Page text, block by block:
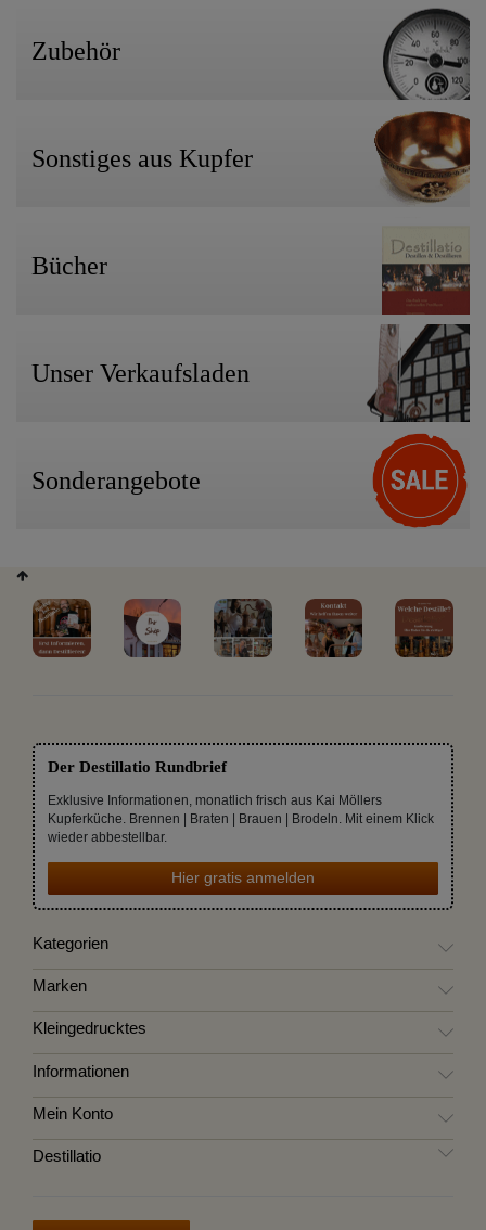
Zubehör
Sonstiges aus Kupfer
Bücher
Unser Verkaufsladen
Sonderangebote
Der Destillatio Rundbrief
Exklusive Informationen, monatlich frisch aus Kai Möllers
Kupferküche. Brennen | Braten | Brauen | Brodeln. Mit einem Klick
wieder abbestellbar.
Hier gratis anmelden
Kategorien
Marken
Kleingedrucktes
Informationen
Mein Konto
Destillatio